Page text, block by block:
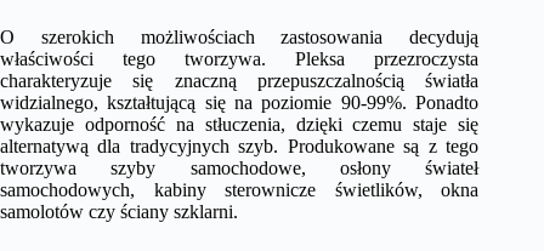
O szerokich możliwościach zastosowania decydują
właściwości tego tworzywa. Pleksa przezroczysta
charakteryzuje się znaczną przepuszczalnością światła
widzialnego, kształtującą się na poziomie 90-99%. Ponadto
wykazuje odporność na stłuczenia, dzięki czemu staje się
alternatywą dla tradycyjnych szyb. Produkowane są z tego
tworzywa szyby samochodowe, osłony świateł
samochodowych, kabiny sterownicze świetlików, okna
samolotów czy ściany szklarni.